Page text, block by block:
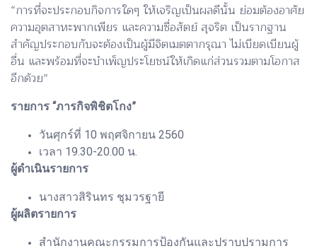
“การที่จะประกอบกิจการใดๆ ให้เจริญเป็นผลดีนั้น ย่อมต้องอาศัย
ความอุตสาหะพากเพียร และความซื่อสัตย์ สุจริต เป็นรากฐาน
สำคัญประกอบกับจะต้องเป็นผู้มีจิตเมตตากรุณา ไม่เบียดเบียนผู้
อื่น และพร้อมที่จะบำเพ็ญประโยชน์ให้เกิดแก่ส่วนรวมตามโอกาส
อีกด้วย”
รายการ “ภารกิจพิชิตโกง”
วันศุกร์ที่ 10 พฤศจิกายน 2560
เวลา 19.30-20.00 น.
ผู้ดำเนินรายการ
นางสาวสิรินทร ชุมวรฐายี
ผู้ผลิตรายการ
สำนักงานคณะกรรมการป้องกันและปราบปรามการ